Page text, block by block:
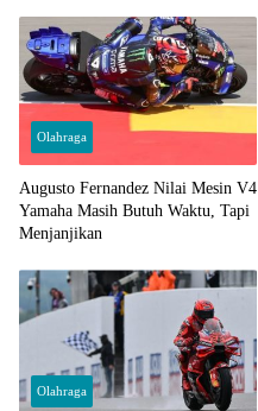
Olahraga
Augusto Fernandez Nilai Mesin V4
Yamaha Masih Butuh Waktu, Tapi
Menjanjikan
Olahraga